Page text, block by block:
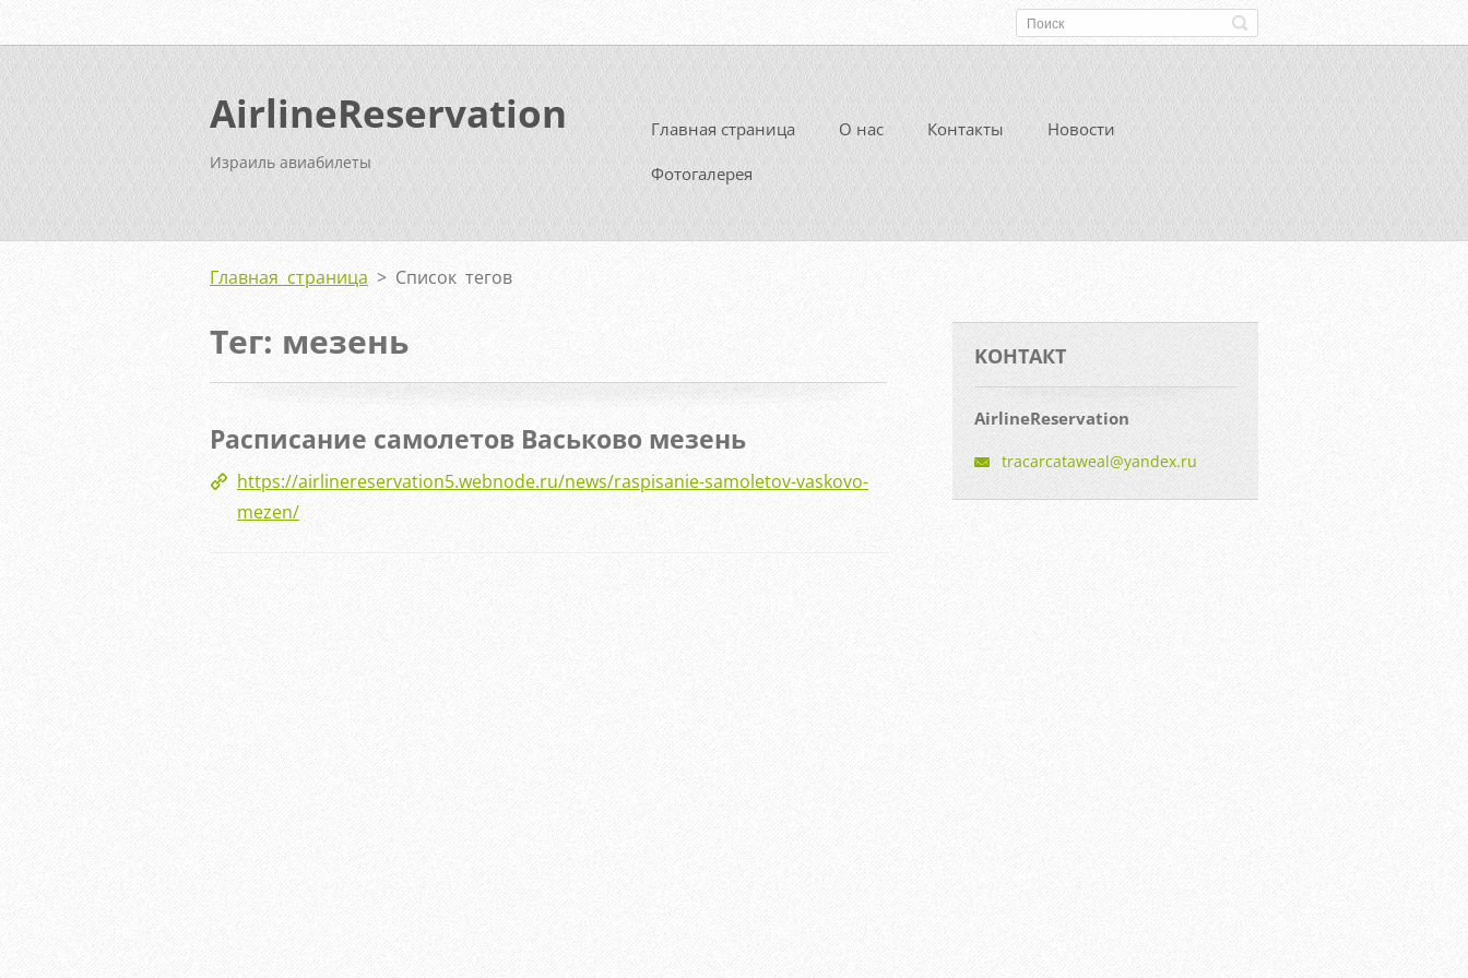
AirlineReservation
Израиль авиабилеты
Главная страница О нас Контакты Новости
Фотогалерея
Главная страница > Список тегов
Тег: мезень
Расписание самолетов Васьково мезень
https://airlinereservation5.webnode.ru/news/raspisanie-samoletov-vaskovo-
mezen/
KOНТАКТ
AirlineReservation
tracarcataweal@yandex.ru